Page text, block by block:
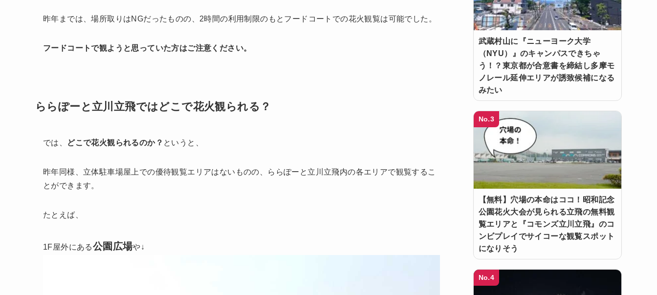
昨年までは、場所取りはNGだったものの、2時間の利用制限のもとフードコートでの花火観覧は可能でした。
フードコートで観ようと思っていた方はご注意ください。
ららぽーと立川立飛ではどこで花火観られる？
では、 どこで花火観られるのか？ というと、
昨年同様、立体駐車場屋上での優待観覧エリアはないものの、ららぽーと立川立飛内の各エリアで観覧するこ
とができます。
たとえば、
1F屋外にある公園広場や↓
武蔵村山に『ニューヨーク大学
（NYU）』のキャンパスできちゃ
う！？東京都が合意書を締結し多摩モ
ノレール延伸エリアが誘致候補になる
みたい
No.3
【無料】穴場の本命はココ！昭和記念
公園花火大会が見られる立飛の無料観
覧エリアと『コモンズ立川立飛』のコ
ンビプレイでサイコーな観覧スポット
になりそう
No.4